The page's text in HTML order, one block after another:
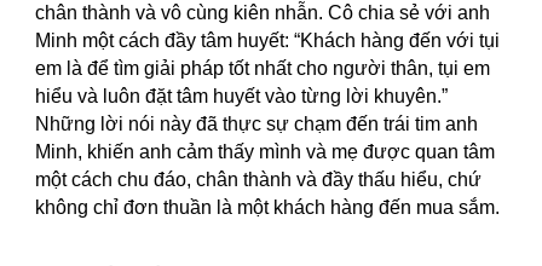
chân thành và vô cùng kiên nhẫn. Cô chia sẻ với anh
Minh một cách đầy tâm huyết: “Khách hàng đến với tụi
em là để tìm giải pháp tốt nhất cho người thân, tụi em
hiểu và luôn đặt tâm huyết vào từng lời khuyên.”
Những lời nói này đã thực sự chạm đến trái tim anh
Minh, khiến anh cảm thấy mình và mẹ được quan tâm
một cách chu đáo, chân thành và đầy thấu hiểu, chứ
không chỉ đơn thuần là một khách hàng đến mua sắm.